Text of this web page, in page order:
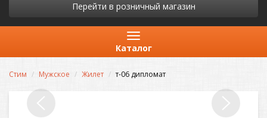
Перейти в розничный магазин
Каталог
Стим Мужское Жилет т-06 дипломат